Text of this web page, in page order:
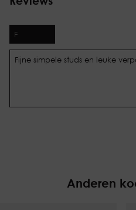
F
Fijne simpele studs en leuke
Anderen